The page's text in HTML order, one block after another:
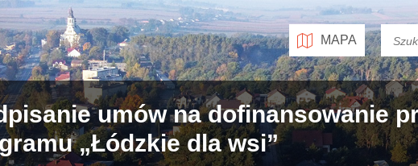
MAPA
umów na dofinansowanie
„Łódzkie dla wsi”